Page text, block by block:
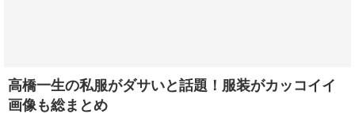
高橋一生の私服がダサいと話題！服装がカッコイイ
画像も総まとめ